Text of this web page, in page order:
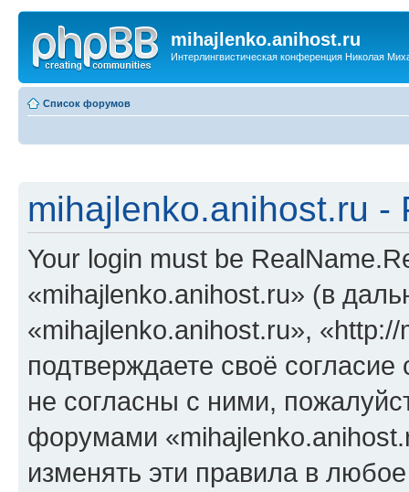
mihajlenko.anihost.ru
Интерлингвистическая конференция Николая
Список форумов
mihajlenko.anihost.ru -
Your login must be
«mihajlenko.anihost.ru» (в
«mihajlenko.anihost.ru»,
подтверждаете своё
не согласны с ними,
форумами
изменять эти правила в